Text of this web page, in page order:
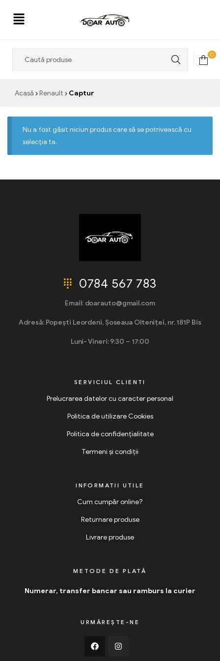
0
Acasă Renault Captur
Nu a fost găsit niciun produs care să se potrivească cu
selecția ta.
0784 567 783
Email: doarauto@gmail.com
Adresă: Popești Leordeni, Șoseaua Olteniței, nr. 181P Bis
Luni- Vineri: 9:30 – 17:00
SERVICIUL CLIENTI
Prelucrarea datelor cu caracter personal
Politica de utilizare Cookies
Politica de confidențialitate
Termeni și condiții
INFORMATII UTILE
Cum cumpăr online?
Returnare produse
Livrare produse
METODE DE PLATĂ
Numerar, transfer bancar sau ramburs la curier
URMĂREȘTE-NE